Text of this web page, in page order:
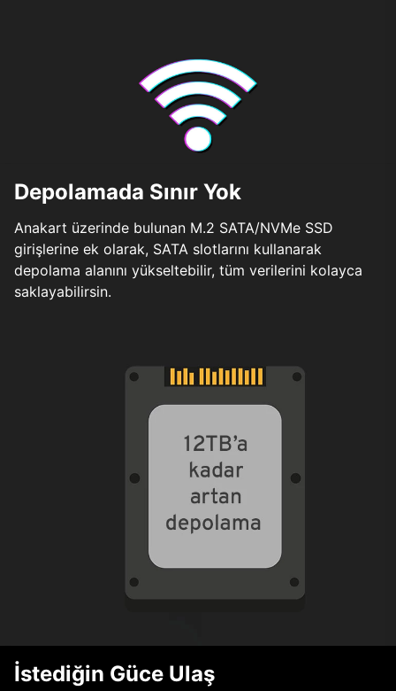
Depolamada Sınır Yok
Anakart üzerinde bulunan M.2 SATA/NVMe SSD
girişlerine ek olarak, SATA slotlarını kullanarak
depolama alanını yükseltebilir, tüm verilerini kolayca
saklayabilirsin.
İstediğin Güce Ulaş